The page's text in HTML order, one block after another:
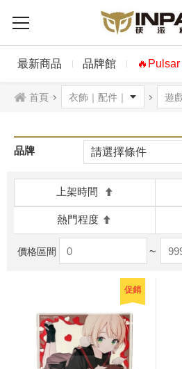
最新商品 品牌館 🔥Pulsar
首頁
品牌 請選擇條件
上架時間
熱門程度
價格區間 ~
促銷